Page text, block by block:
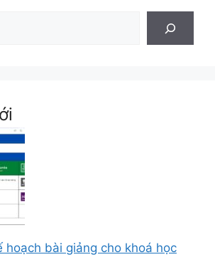
hoạch bài giảng cho khoá học